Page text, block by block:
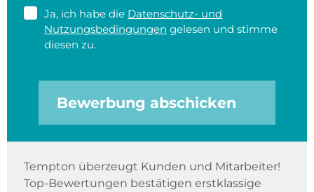
Ja, ich habe die Datenschutz- und
Nutzungsbedingungen gelesen und stimme
diesen zu.
Bewerbung abschicken
Tempton überzeugt Kunden und Mitarbeiter!
Top-Bewertungen bestätigen erstklassige